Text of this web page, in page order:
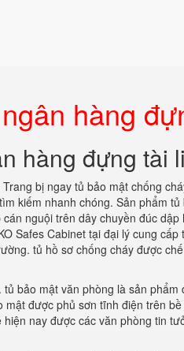
hàng
hàng đựng tài
Trang bị ngay tủ bảo mật chống
kiếm nhanh chóng. Sản phẩm
nguội trên dây chuyền đúc
Safes Cabinet tại đại lý cung
tủ hồ sơ chống cháy được
bảo mật văn phòng là sản
được phủ sơn tĩnh điện trên
nay được các văn phòng tin